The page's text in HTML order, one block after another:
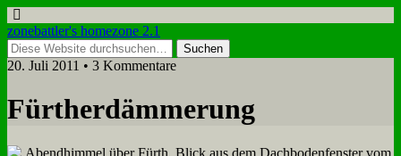
zonebattler's homezone 2.1
20. Juli 2011 • 3 Kommentare
Für­ther­däm­me­rung